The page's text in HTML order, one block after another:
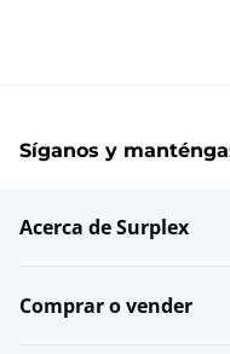
Síganos y
Acerca de Surplex
Comprar o vender